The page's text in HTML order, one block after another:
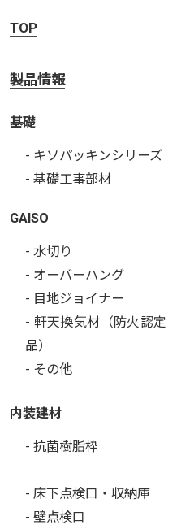
TOP
製品情報
基礎
- キソパッキンシリーズ
- 基礎工事部材
GAISO
- 水切り
- オーバーハング
- 目地ジョイナー
- 軒天換気材（防火認定
品）
- その他
内装建材
- 抗菌樹脂枠
- 床下点検口・収納庫
- 壁点検口